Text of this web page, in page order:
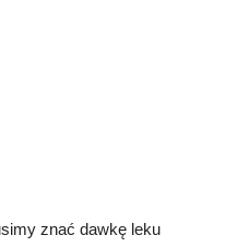
znać dawkę leku